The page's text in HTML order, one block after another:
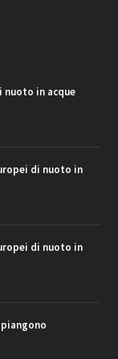
nuoto in acque
di nuoto in
di nuoto in